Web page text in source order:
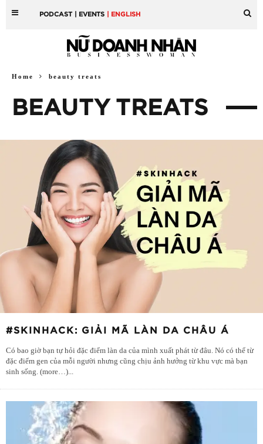
PODCAST | EVENTS | ENGLISH
Home beauty treats
BEAUTY TREATS
#SKINHACK: GIẢI MÃ LÀN DA CHÂU Á
Có bao giờ bạn tự hỏi đặc điểm làn da của mình xuất phát từ đâu. Nó có thể từ
đặc điểm gen của mỗi người nhưng cũng chịu ảnh hưởng từ khu vực mà bạn
sinh sống. (more…)...